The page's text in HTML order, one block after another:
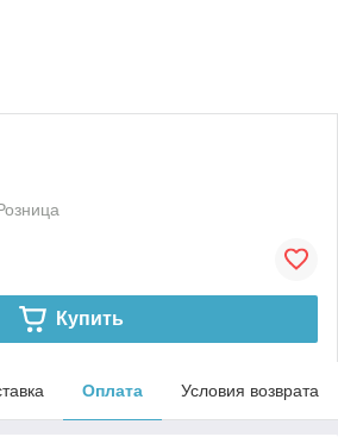
Купить
Оплата Условия возврата